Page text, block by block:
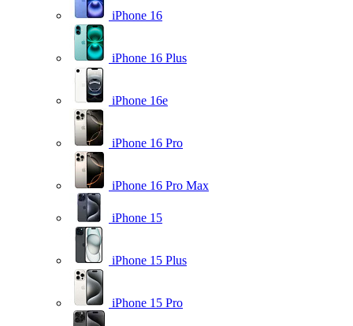
iPhone 16
iPhone 16 Plus
iPhone 16e
iPhone 16 Pro
iPhone 16 Pro Max
iPhone 15
iPhone 15 Plus
iPhone 15 Pro